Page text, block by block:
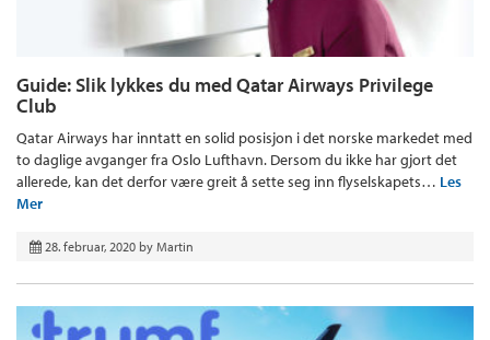
Guide: Slik lykkes du med Qatar Airways Privilege
Club
Qatar Airways har inntatt en solid posisjon i det norske markedet med
to daglige avganger fra Oslo Lufthavn. Dersom du ikke har gjort det
allerede, kan det derfor være greit å sette seg inn flyselskapets… Les
Mer
28. februar, 2020 by Martin